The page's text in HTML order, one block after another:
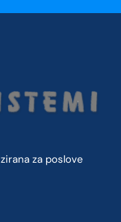
za poslove